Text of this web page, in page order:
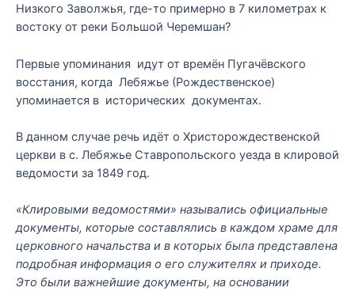
Низкого Заволжья, где-то примерно в 7 километрах к
востоку от реки Большой Черемшан?
Первые упоминания идут от времён Пугачёвского
восстания, когда Лебяжье (Рождественское)
упоминается в исторических документах.
В данном случае речь идёт о Христорождественской
церкви в с. Лебяжье Ставропольского уезда в клировой
ведомости за 1849 год.
«Клировыми ведомостями» назывались официальные
документы, которые составлялись в каждом храме для
церковного начальства и в которых была представлена
подробная информация о его служителях и приходе.
Это были важнейшие документы, на основании